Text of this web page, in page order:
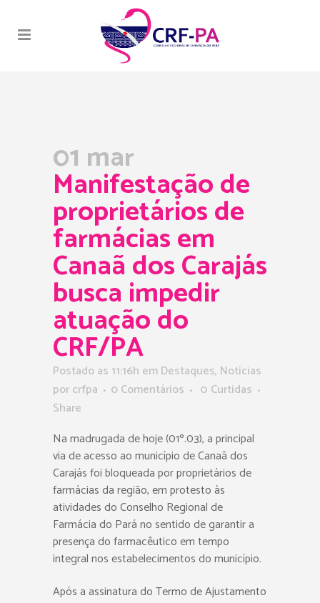
01 mar
Manifestação de
proprietários de
farmácias em
Canaã dos Carajás
busca impedir
atuação do
CRF/PA
Postado as 11:16h emDestaques, Notícias
porcrfpa 0 Comentários 0 Curtidas
Share
Na madrugada de hoje (01º.03), a principal
via de acesso ao município de Canaã dos
Carajás foi bloqueada por proprietários de
farmácias da região, em protesto às
atividades do Conselho Regional de
Farmácia do Pará no sentido de garantir a
presença do farmacêutico em tempo
integral nos estabelecimentos do município.
Após a assinatura do Termo de Ajustamento